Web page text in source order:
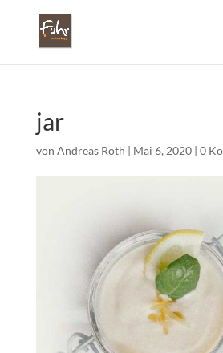
jar
von Andreas Roth | Mai 6, 2020| 0